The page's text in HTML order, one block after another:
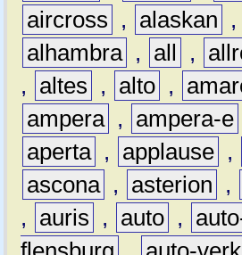
aircross
, alaskan ,
alhambra , all ,
,
altes , alto ,
ampera , ampera-e
aperta , applause ,
ascona , asterion ,
,
auris , auto ,